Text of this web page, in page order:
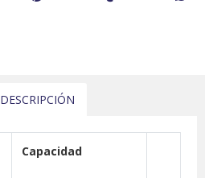
DESCRIPCIÓN
Capacidad